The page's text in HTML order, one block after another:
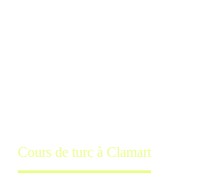
Cours de turc à Clamart